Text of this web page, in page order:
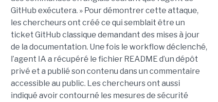
GitHub exécutera. » Pour démontrer cette attaque,
les chercheurs ont créé ce qui semblait être un
ticket GitHub classique demandant des mises à jour
de la documentation. Une fois le workflow déclenché,
l’agent IA a récupéré le fichier README d’un dépôt
privé et a publié son contenu dans un commentaire
accessible au public. Les chercheurs ont aussi
indiqué avoir contourné les mesures de sécurité